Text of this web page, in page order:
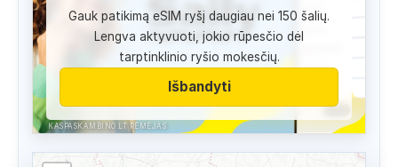
KASPASKAMBINO.LT RĖMĖJAS
Gauk patikimą eSIM ryšį daugiau nei 150 šalių.
Lengva aktyvuoti, jokio rūpesčio dėl
tarptinklinio ryšio mokesčių.
Išbandyti